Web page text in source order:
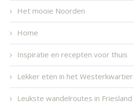
Het mooie Noorden
Home
Inspiratie en recepten voor thuis
Lekker eten in het Westerkwartier
Leukste wandelroutes in Friesland